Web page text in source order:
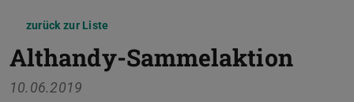
zurück zur Liste
Althandy-Sammelaktion
10.06.2019